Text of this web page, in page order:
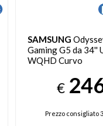
Odyssey Monitor
34'' Ultra